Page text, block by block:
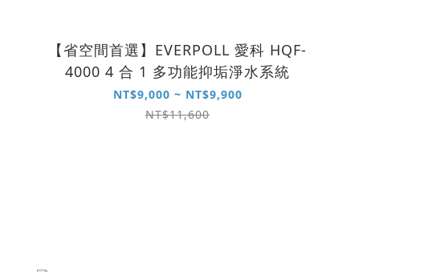
【省空間首選】EVERPOLL 愛科 HQF-
4000 4 合 1 多功能抑垢淨水系統
NT$9,000 ~ NT$9,900
NT$11,600